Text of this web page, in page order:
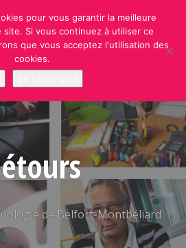
de Belfort-Montbéliard
pour vous garantir la meilleure
Si vous continuez à utiliser ce
que vous acceptez l'utilisation des
cookies.